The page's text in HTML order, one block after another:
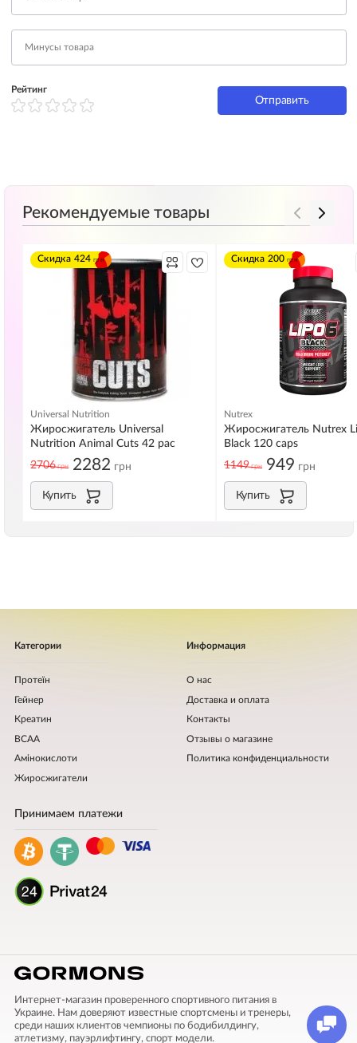
Рейтинг
Отправить
Рекомендуемые товары
Скидка 424 грн
Universal Nutrition
Жиросжигатель Universal
Nutrition Animal Cuts 42 pac
2706грн 2282 грн
Купить
Скидка 200 грн
Nutrex
Жиросжигатель Nutrex
Black 120 caps
1149грн 949 грн
Купить
Категории
Протеїн
Гейнер
Креатин
BCAA
Амінокислоти
Жиросжигатели
Информация
О нас
Доставка и оплата
Контакты
Отзывы о магазине
Политика конфиденциальности
Принимаем платежи
Интернет-магазин проверенного спортивного питания в
Украине. Нам доверяют известные спортсмены и тренеры,
среди наших клиентов чемпионы по бодибилдингу,
атлетизму, пауэрлифтингу, спорт модели.